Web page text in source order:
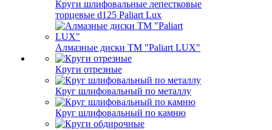
Круги шлифовальные лепестковые
торцевые d125 Paliart Lux
Алмазные диски ТМ "Paliart LUX"
Круги отрезные
Круг шлифовальный по металлу
Круг шлифовальный по камню